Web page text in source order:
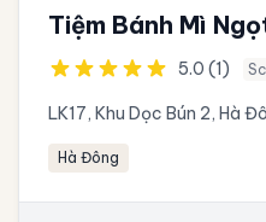
Tiệm Bánh Mì
5.0 (1)
LK17, Khu Dọc Bún 2, Hà
Hà Đông